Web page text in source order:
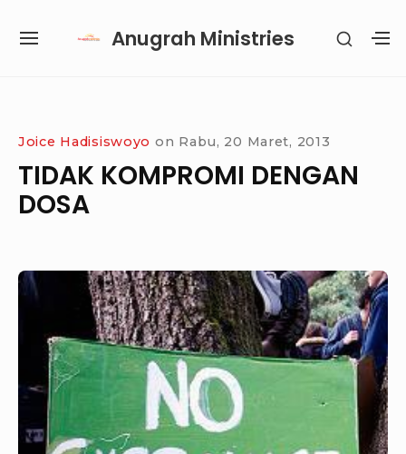
Anugrah Ministries
SITE
SHOW
Joice Hadisiswoyo on Rabu, 20 Maret, 2013
TIDAK KOMPROMI DENGAN
DOSA